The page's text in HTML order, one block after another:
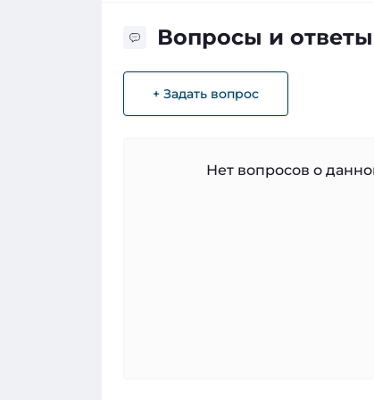
Вопросы и ответы
+ Задать вопрос
Нет вопросов о